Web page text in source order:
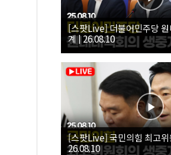
[스팟Live] 더불어민주당
계 | 26.08.10
[스팟Live] 국민의힘 최고
26.08.10